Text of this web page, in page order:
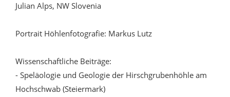
Julian Alps, NW Slovenia
Portrait Höhlenfotografie: Markus Lutz
Wissenschaftliche Beiträge:
- Speläologie und Geologie der Hirschgrubenhöhle am
Hochschwab (Steiermark)